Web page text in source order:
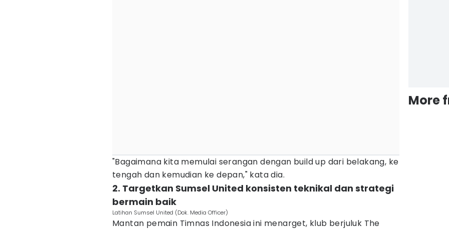
"Bagaimana kita memulai serangan dengan build up dari belakang, ke
tengah dan kemudian ke depan," kata dia.
2. Targetkan Sumsel United konsisten teknikal dan strategi
bermain baik
Latihan Sumsel United (Dok. Media Officer)
Mantan pemain Timnas Indonesia ini menarget, klub berjuluk The
More